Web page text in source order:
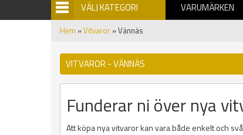
VÄLJ KATEGORI VARUMÄRKEN
BILDGALLERI
Hem »Vitvaror » Vännäs
VITVAROR - VÄNNÄS
Funderar ni över nya
Att köpa nya vitvaror kan vara både enkelt och